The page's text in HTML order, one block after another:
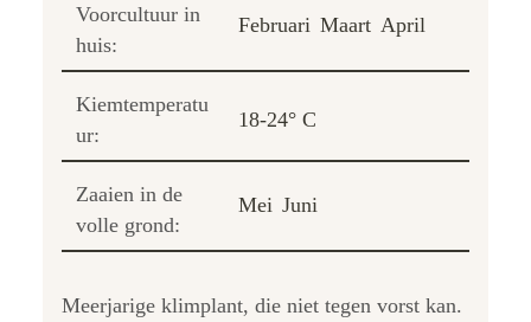
Voorcultuur in
huis:
Februari Maart April
Kiemtemperatu
ur:
18-24° C
Zaaien in de
volle grond:
Mei Juni
Meerjarige klimplant, die niet tegen vorst kan.